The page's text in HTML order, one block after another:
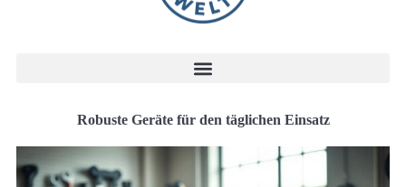
Robuste Geräte für den täglichen Einsatz